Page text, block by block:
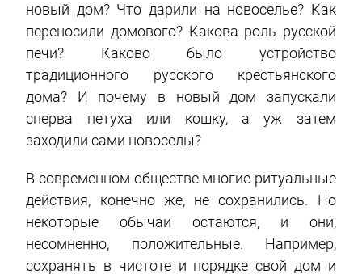
новый дом? Что дарили на новоселье? Как
переносили домового? Какова роль русской
печи? Каково было устройство
традиционного русского крестьянского
дома? И почему в новый дом запускали
сперва петуха или кошку, а уж затем
заходили сами новоселы?
В современном обществе многие ритуальные
действия, конечно же, не сохранились. Но
некоторые обычаи остаются, и они,
несомненно, положительные. Например,
сохранять в чистоте и порядке свой дом и